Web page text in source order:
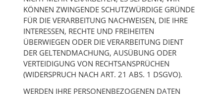
KÖNNEN ZWINGENDE SCHUTZWÜRDIGE GRÜNDE
FÜR DIE VERARBEITUNG NACHWEISEN, DIE IHRE
INTERESSEN, RECHTE UND FREIHEITEN
ÜBERWIEGEN ODER DIE VERARBEITUNG DIENT
DER GELTENDMACHUNG, AUSÜBUNG ODER
VERTEIDIGUNG VON RECHTSANSPRÜCHEN
(WIDERSPRUCH NACH ART. 21 ABS. 1 DSGVO).
WERDEN IHRE PERSONENBEZOGENEN DATEN